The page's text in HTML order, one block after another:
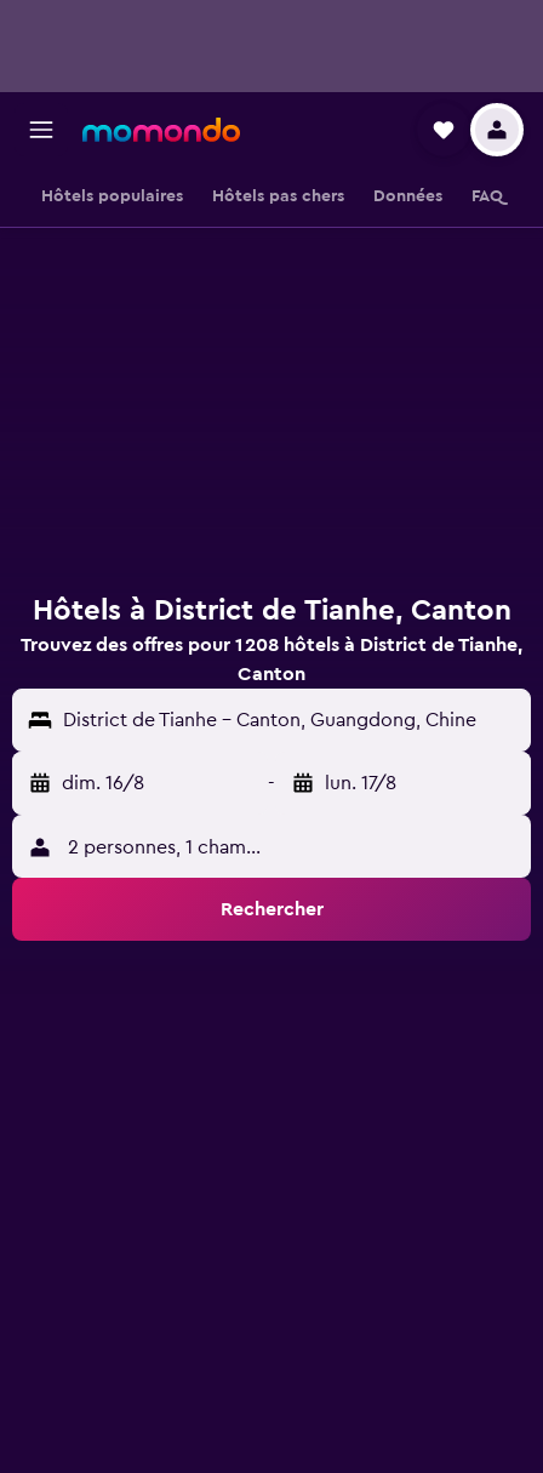
Hôtels populaires Hôtels pas chers Données FAQ
Hôtels à District de Tianhe, Canton
Trouvez des offres pour 1 208 hôtels à District de Tianhe,
Canton
District de Tianhe - Canton, Guangdong, Chine
dim. 16/8 - lun. 17/8
2 personnes, 1 chambre
Rechercher